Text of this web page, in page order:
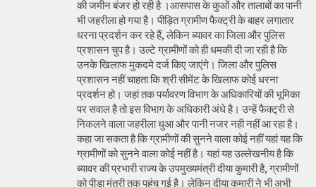
की जमीन बंजर हो रही है ।आसपास के कुओं और तालाबों का पानी
भी जहरीला हो गया है। पीड़ित ग्रामीण फैक्ट्री के बाहर लगातार
धरना प्रदर्शन कर रहे हैं, लेकिन ब्यावर का जिला और पुलिस
प्रशासन चुप है। उल्टे ग्रामीणों को ही धमकी दी जा रही है कि
उनके खिलाफ मुकदमे दर्ज किए जाएंगे। जिला और पुलिस
प्रशासन नहीं चाहता कि श्री सीमेंट के खिलाफ कोई धरना
प्रदर्शन हो। जहां तक पर्यावरण विभाग के अधिकारियों की भूमिका
पर सवाल है तो इस विभाग के अधिकारी अंधे है। उन्हें फैक्ट्री से
निकलने वाला जहरीला धुआ और पानी नजर नही नहीं आ रहा है।
कहा जा सकता है कि ग्रामीणों की सुनने वाला कोई नहीं यहां यह कि
ग्रामीणों को सुनने वाला कोई नहीं है। यहां यह उल्लेखनीय है कि
ब्यावर की प्रभारी राज्य के उपमुख्यमंत्री दीया कुमारी है, ग्रामीणों
को पीड़ा मंत्री तक पहुंच गई है। लेकिन दीया कुमारी ने भी अभी